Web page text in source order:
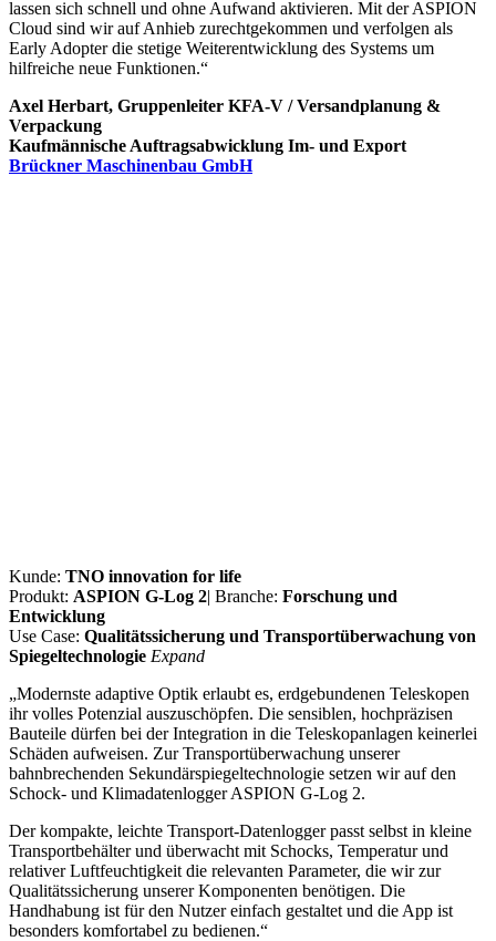
lassen sich schnell und ohne Aufwand aktivieren. Mit der ASPION
Cloud sind wir auf Anhieb zurechtgekommen und verfolgen als
Early Adopter die stetige Weiterentwicklung des Systems um
hilfreiche neue Funktionen.“
Axel Herbart, Gruppenleiter KFA-V / Versandplanung &
Verpackung
Kaufmännische Auftragsabwicklung Im- und Export
Brückner Maschinenbau GmbH
Kunde: TNO innovation for life
Produkt: ASPION G-Log 2| Branche: Forschung und
Entwicklung
Use Case: Qualitätssicherung und Transportüberwachung von
Spiegeltechnologie Expand
„Modernste adaptive Optik erlaubt es, erdgebundenen Teleskopen
ihr volles Potenzial auszuschöpfen. Die sensiblen, hochpräzisen
Bauteile dürfen bei der Integration in die Teleskopanlagen keinerlei
Schäden aufweisen. Zur Transportüberwachung unserer
bahnbrechenden Sekundärspiegeltechnologie setzen wir auf den
Schock- und Klimadatenlogger ASPION G-Log 2.
Der kompakte, leichte Transport-Datenlogger passt selbst in kleine
Transportbehälter und überwacht mit Schocks, Temperatur und
relativer Luftfeuchtigkeit die relevanten Parameter, die wir zur
Qualitätssicherung unserer Komponenten benötigen. Die
Handhabung ist für den Nutzer einfach gestaltet und die App ist
besonders komfortabel zu bedienen.“